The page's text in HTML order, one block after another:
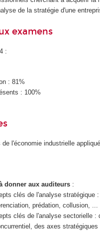
de la stratégie d'une
examens
:
: 81%
: 100%
l'économie industrielle
donner aux auditeurs :
clés de l'analyse stratégique
prédation, collusion, ...
clés de l'analyse sectorielle
des axes